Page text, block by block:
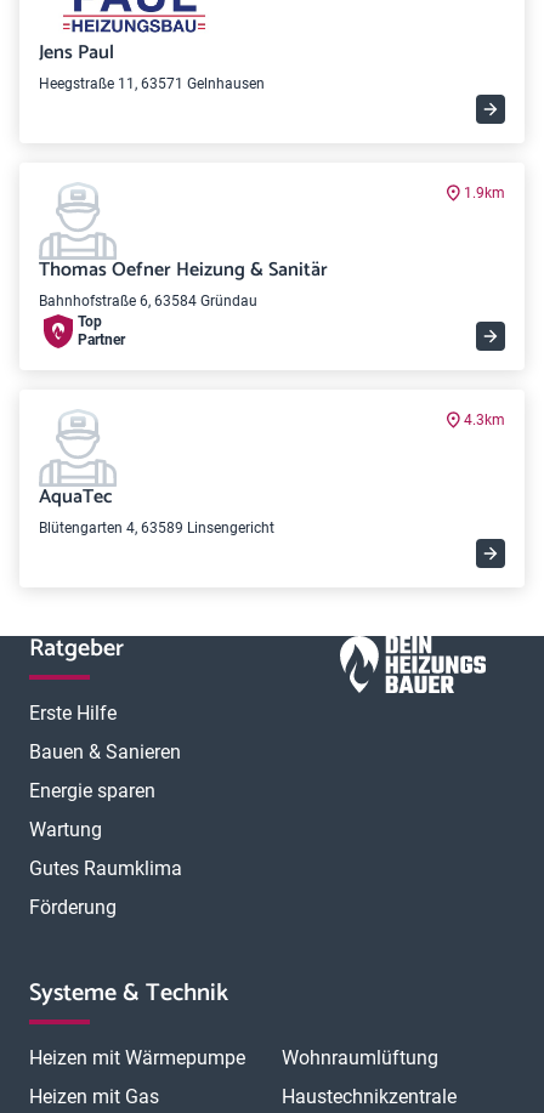
Jens Paul
Heegstraße 11, 63571 Gelnhausen
1.9km
Thomas Oefner Heizung & Sanitär
Bahnhofstraße 6, 63584 Gründau
Top
Partner
4.3km
AquaTec
Blütengarten 4, 63589 Linsengericht
Ratgeber
Erste Hilfe
Bauen & Sanieren
Energie sparen
Wartung
Gutes Raumklima
Förderung
Systeme & Technik
Heizen mit Wärmepumpe
Heizen mit Gas
Wohnraumlüftung
Haustechnikzentrale